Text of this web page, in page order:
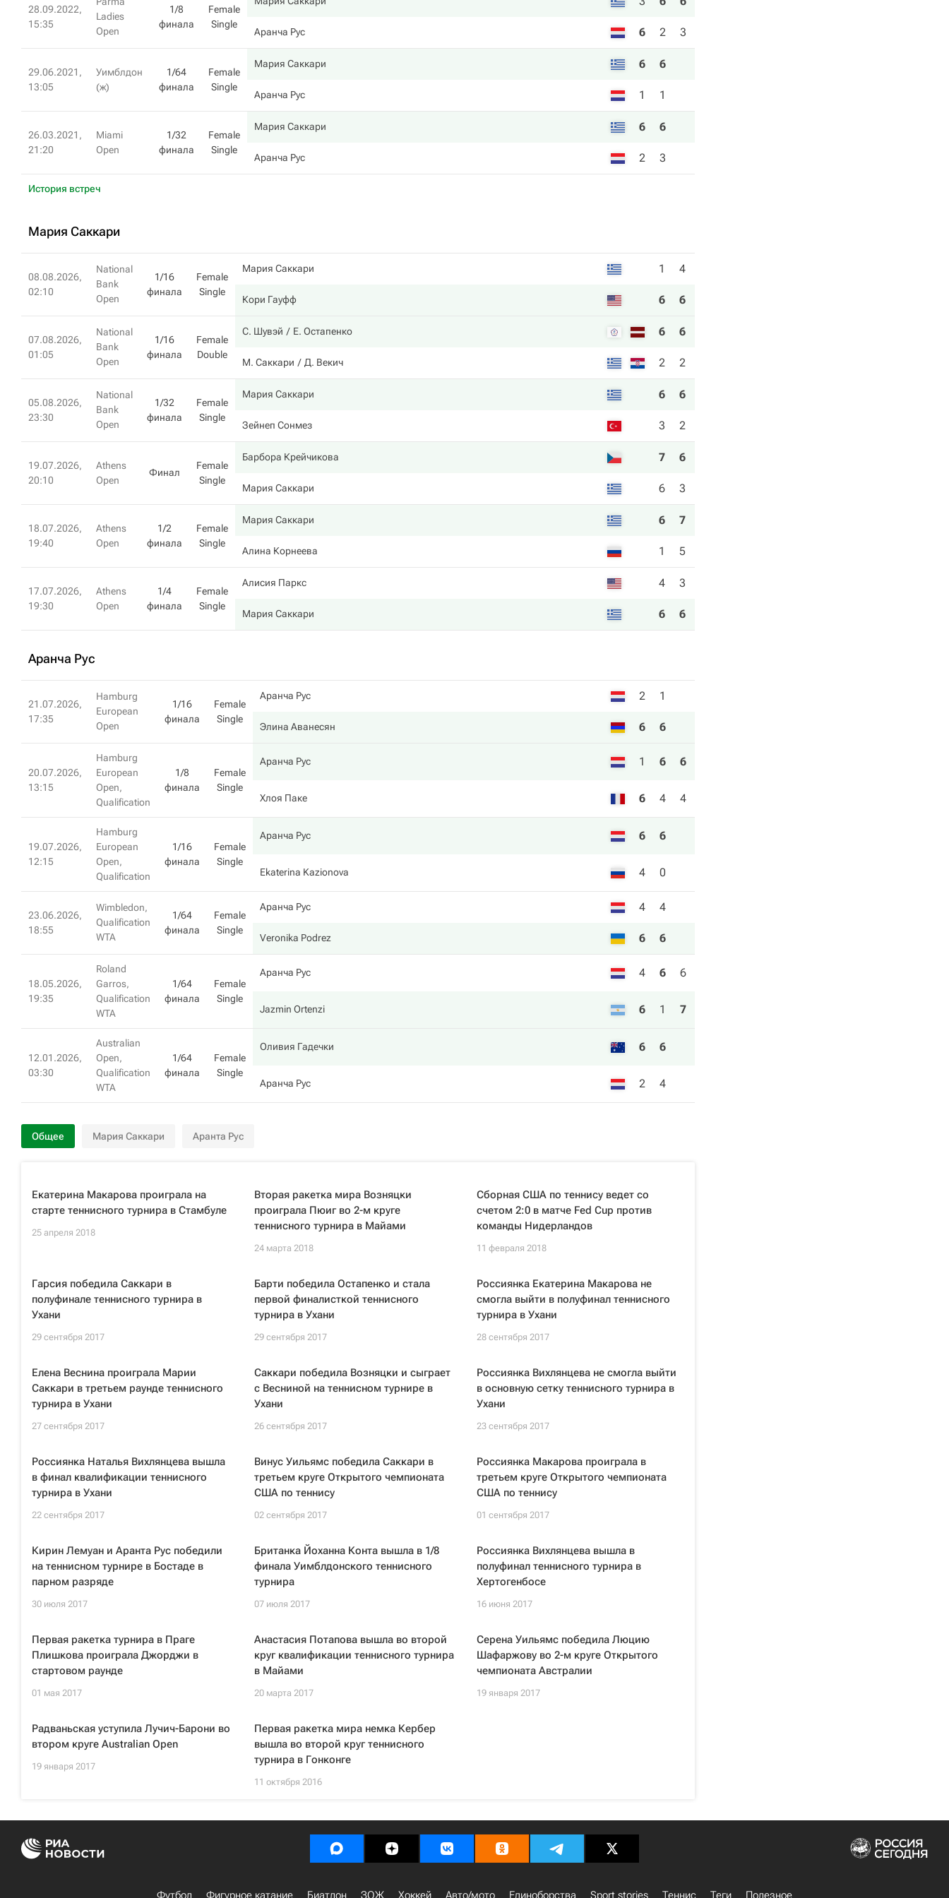
28.09.2022,
15:35
Ladies
Open
1/8
финала
Female
Single
Аранча Рус 6 2 3
29.06.2021,
13:05
Уимблдон
(ж)
1/64
финала
Female
Single
Мария Саккари 6 6
Аранча Рус 1 1
26.03.2021,
21:20
Miami
Open
1/32
финала
Female
Single
Мария Саккари 6 6
Аранча Рус 2 3
История встреч
Мария Саккари
08.08.2026,
02:10
National
Bank
Open
1/16
финала
Female
Single
Мария Саккари 1 4
Кори Гауфф 6 6
07.08.2026,
01:05
National
Bank
Open
1/16
финала
Female
Double
С. Шувэй Е. Остапенко 6 6
М. Саккари Д. Векич 2 2
05.08.2026,
23:30
National
Bank
Open
1/32
финала
Female
Single
Мария Саккари 6 6
Зейнеп Сонмез 3 2
19.07.2026,
20:10
Athens
Open
Финал
Female
Single
Барбора Крейчикова 7 6
Мария Саккари 6 3
18.07.2026,
19:40
Athens
Open
1/2
финала
Female
Single
Мария Саккари 6 7
Алина Корнеева 1 5
17.07.2026,
19:30
Athens
Open
1/4
финала
Female
Single
Алисия Паркс 4 3
Мария Саккари 6 6
Аранча Рус
21.07.2026,
17:35
Hamburg
European
Open
1/16
финала
Female
Single
Аранча Рус 2 1
Элина Аванесян 6 6
20.07.2026,
13:15
Hamburg
European
Open,
Qualification
1/8
финала
Female
Single
Аранча Рус 1 6 6
Хлоя Паке 6 4 4
19.07.2026,
12:15
Hamburg
European
Open,
Qualification
1/16
финала
Female
Single
Аранча Рус 6 6
Ekaterina Kazionova 4 0
23.06.2026,
18:55
Wimbledon,
Qualification
WTA
1/64
финала
Female
Single
Аранча Рус 4 4
Veronika Podrez 6 6
18.05.2026,
19:35
Roland
Garros,
Qualification
WTA
1/64
финала
Female
Single
Аранча Рус 4 6 6
Jazmin Ortenzi 6 1 7
12.01.2026,
03:30
Australian
Open,
Qualification
WTA
1/64
финала
Female
Single
Оливия Гадечки 6 6
Аранча Рус 2 4
Общее Мария Саккари Аранта Рус
Екатерина Макарова проиграла на
старте теннисного турнира в Стамбуле
25 апреля 2018
Вторая ракетка мира Возняцки
проиграла Пюиг во 2-м круге
теннисного турнира в Майами
24 марта 2018
Сборная США по теннису ведет со
счетом 2:0 в матче Fed Cup против
команды Нидерландов
11 февраля 2018
Гарсия победила Саккари в
полуфинале теннисного турнира в
Ухани
29 сентября 2017
Барти победила Остапенко и стала
первой финалисткой теннисного
турнира в Ухани
29 сентября 2017
Россиянка Екатерина Макарова не
смогла выйти в полуфинал теннисного
турнира в Ухани
28 сентября 2017
Елена Веснина проиграла Марии
Саккари в третьем раунде теннисного
турнира в Ухани
27 сентября 2017
Саккари победила Возняцки и сыграет
с Весниной на теннисном турнире в
Ухани
26 сентября 2017
Россиянка Вихлянцева не смогла выйти
в основную сетку теннисного турнира в
Ухани
23 сентября 2017
Россиянка Наталья Вихлянцева вышла
в финал квалификации теннисного
турнира в Ухани
22 сентября 2017
Винус Уильямс победила Саккари в
третьем круге Открытого чемпионата
США по теннису
02 сентября 2017
Россиянка Макарова проиграла в
третьем круге Открытого чемпионата
США по теннису
01 сентября 2017
Кирин Лемуан и Аранта Рус победили
на теннисном турнире в Бостаде в
парном разряде
30 июля 2017
Британка Йоханна Конта вышла в 1/8
финала Уимблдонского теннисного
турнира
07 июля 2017
Россиянка Вихлянцева вышла в
полуфинал теннисного турнира в
Хертогенбосе
16 июня 2017
Первая ракетка турнира в Праге
Плишкова проиграла Джорджи в
стартовом раунде
01 мая 2017
Анастасия Потапова вышла во второй
круг квалификации теннисного турнира
в Майами
20 марта 2017
Серена Уильямс победила Люцию
Шафаржову во 2-м круге Открытого
чемпионата Австралии
19 января 2017
Радваньская уступила Лучич-Барони во
втором круге Australian Open
19 января 2017
Первая ракетка мира немка Кербер
вышла во второй круг теннисного
турнира в Гонконге
11 октября 2016
Футбол Фигурное катание Биатлон ЗОЖ Хоккей Авто/мото Единоборства Sport stories Теннис Теги Полезное